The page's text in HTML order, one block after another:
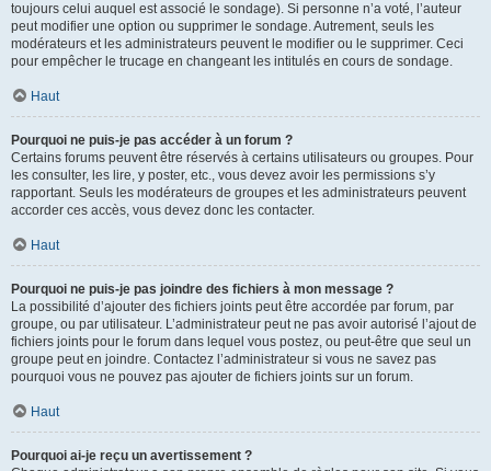
toujours celui auquel est associé le sondage). Si personne n’a voté, l’auteur
peut modifier une option ou supprimer le sondage. Autrement, seuls les
modérateurs et les administrateurs peuvent le modifier ou le supprimer. Ceci
pour empêcher le trucage en changeant les intitulés en cours de sondage.
Haut
Pourquoi ne puis-je pas accéder à un forum ?
Certains forums peuvent être réservés à certains utilisateurs ou groupes. Pour
les consulter, les lire, y poster, etc., vous devez avoir les permissions s’y
rapportant. Seuls les modérateurs de groupes et les administrateurs peuvent
accorder ces accès, vous devez donc les contacter.
Haut
Pourquoi ne puis-je pas joindre des fichiers à mon message ?
La possibilité d’ajouter des fichiers joints peut être accordée par forum, par
groupe, ou par utilisateur. L’administrateur peut ne pas avoir autorisé l’ajout de
fichiers joints pour le forum dans lequel vous postez, ou peut-être que seul un
groupe peut en joindre. Contactez l’administrateur si vous ne savez pas
pourquoi vous ne pouvez pas ajouter de fichiers joints sur un forum.
Haut
Pourquoi ai-je reçu un avertissement ?